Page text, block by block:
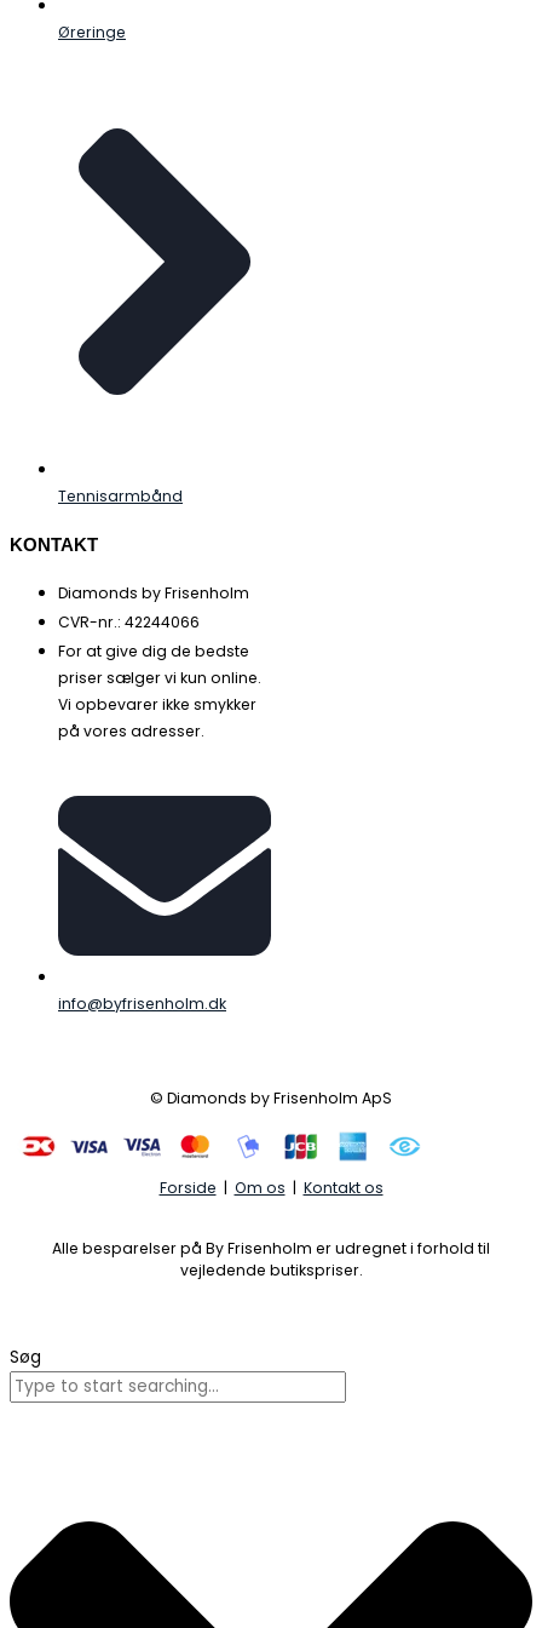
Øreringe
Tennisarmbånd
KONTAKT
Diamonds by Frisenholm
CVR-nr.: 42244066
For at give dig de bedste
priser sælger vi kun online.
Vi opbevarer ikke smykker
på vores adresser.
info@byfrisenholm.dk
© Diamonds by Frisenholm ApS
Forside | Om os | Kontakt os
Alle besparelser på By Frisenholm er udregnet i forhold til
vejledende butikspriser.
Søg